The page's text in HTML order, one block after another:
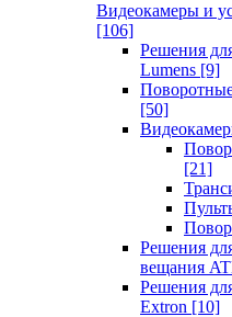
Видеокамеры и
[106]
Решения
Lumens [9]
[50]
[21]
Решения
вещания
Решения
Extron [10]